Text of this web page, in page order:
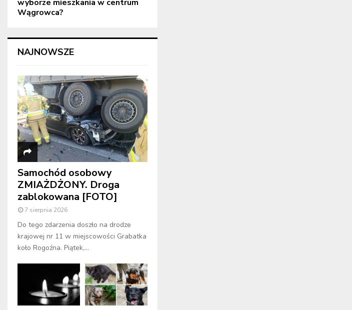
wyborze mieszkania w centrum
Wągrowca?
NAJNOWSZE
Samochód osobowy
ZMIAŻDŻONY. Droga
zablokowana [FOTO]
7 sierpnia 2026
Do tego zdarzenia doszło na drodze
krajowej nr 11 w miejscowości Grabatka
koło Rogoźna. Piątek,...